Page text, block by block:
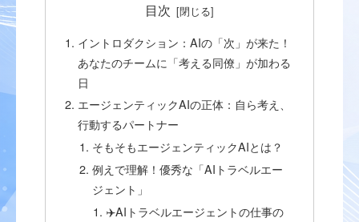
目次
イントロダクション：AIの「次」が来た！
あなたのチームに「考える同僚」が加わる
日
エージェンティックAIの正体：自ら考え、
行動するパートナー
そもそもエージェンティックAIとは？
例えで理解！優秀な「AIトラベルエー
ジェント」
✈️AIトラベルエージェントの仕事の